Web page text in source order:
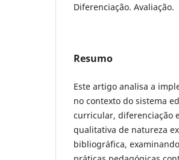
Diferenciação. Avaliação.
Resumo
Este artigo analisa a
no contexto do sistema
curricular, diferenciação
qualitativa de natureza
bibliográfica,